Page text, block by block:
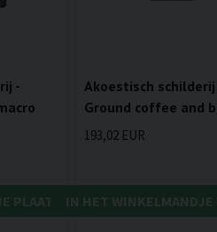
-
PLAATSEN
Akoestisch schilderij
Ground coffee and
193,02 EUR
IN HET WINKELMANDJE